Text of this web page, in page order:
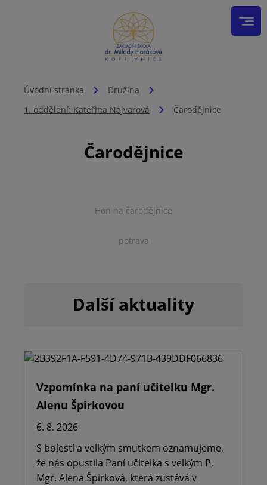
Úvodní stránka
Družina
1. oddělení: Kateřina Najvarová
Čarodějnice
Čarodějnice
Hon na čarodějnice
potrava
Další aktuality
Vzpomínka na paní učitelku Mgr.
Alenu Špirkovou
6. 8. 2026
S bolestí a velkým smutkem oznamujeme,
že nás opustila Paní učitelka s velkým P,
Mgr. Alena Špirková, která zůstává v